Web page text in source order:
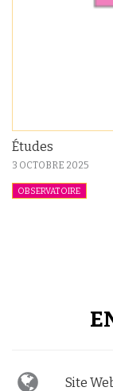
Études
3 OCTOBRE 2025
OBSERVATOIRE
Site